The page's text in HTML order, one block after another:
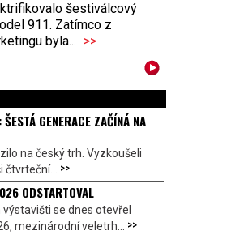
šestiválcový
911. Zatímco z
byla... >>
GENERACE ZAČÍNÁ NA
na český trh. Vyzkoušeli
čtvrteční... >>
ODSTARTOVAL
výstavišti se dnes otevřel
mezinárodní veletrh... >>